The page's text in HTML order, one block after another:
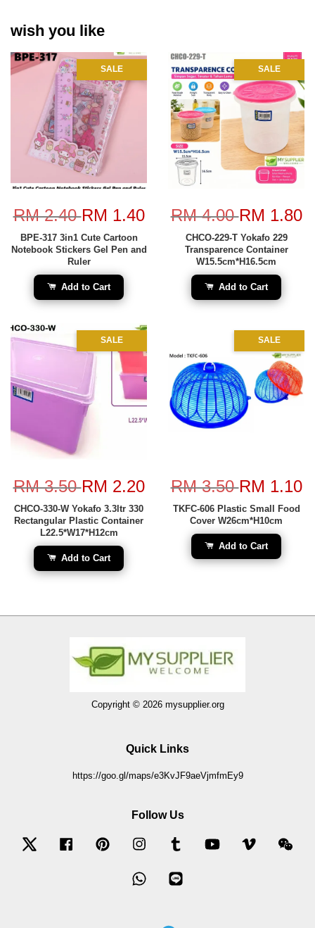
wish you like
SALE
RM 2.40RM 1.40
BPE-317 3in1 Cute Cartoon
Notebook Stickers Gel Pen and
Ruler
Add to Cart
SALE
RM 4.00RM 1.80
CHCO-229-T Yokafo 229
Transparence Container
W15.5cm*H16.5cm
Add to Cart
SALE
RM 3.50RM 2.20
CHCO-330-W Yokafo 3.3ltr 330
Rectangular Plastic Container
L22.5*W17*H12cm
Add to Cart
SALE
RM 3.50RM 1.10
TKFC-606 Plastic Small Food
Cover W26cm*H10cm
Add to Cart
Copyright © 2026 mysupplier.org
Quick Links
https://goo.gl/maps/e3KvJF9aeVjmfmEy9
Follow Us
Twitter Facebook Pinterest Instagram Tumblr YouTube Vimeo
Whatsapp